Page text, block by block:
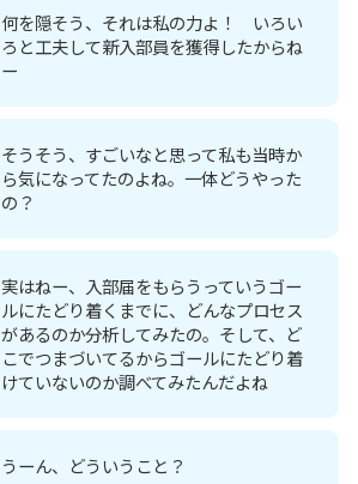
何を隠そう、それは私の力よ！ いろい
ろと工夫して新入部員を獲得したからね
ー
そうそう、すごいなと思って私も当時か
ら気になってたのよね。一体どうやった
の？
実はねー、入部届をもらうっていうゴー
ルにたどり着くまでに、どんなプロセス
があるのか分析してみたの。そして、ど
こでつまづいてるからゴールにたどり着
けていないのか調べてみたんだよね
うーん、どういうこと？